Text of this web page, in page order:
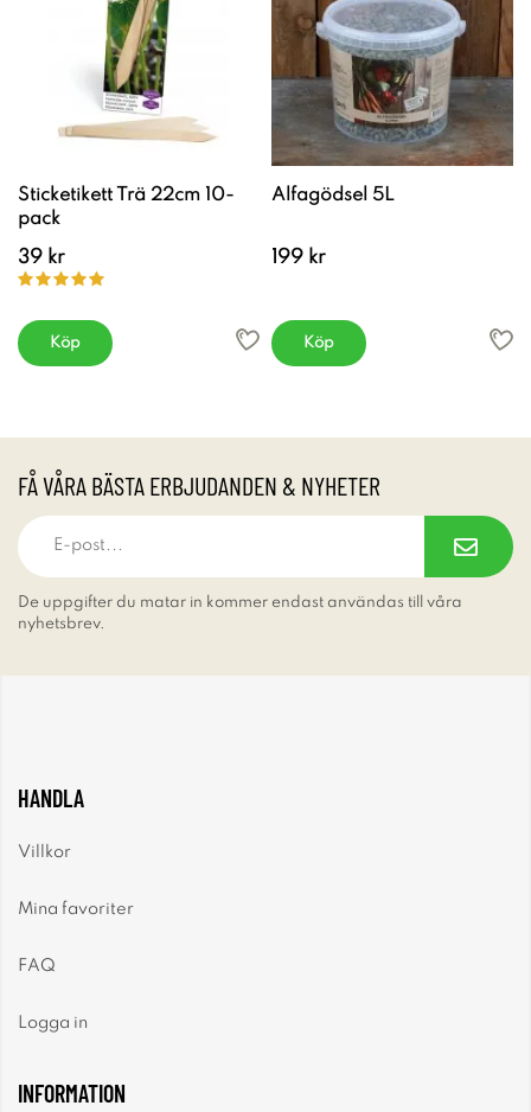
Sticketikett Trä 22cm 10-
pack
39 kr
Köp
Alfagödsel 5L
199 kr
Köp
FÅ VÅRA BÄSTA ERBJUDANDEN & NYHETER
De uppgifter du matar in kommer endast användas till våra
nyhetsbrev.
HANDLA
Villkor
Mina favoriter
FAQ
Logga in
INFORMATION